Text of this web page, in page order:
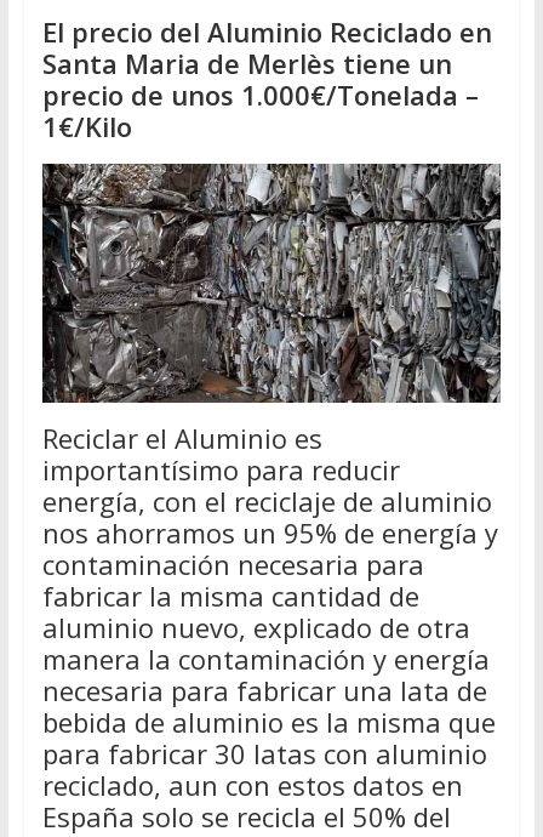
El precio del Aluminio Reciclado en
Santa Maria de Merlès tiene un
precio de unos 1.000€/Tonelada –
1€/Kilo
Reciclar el Aluminio es
importantísimo para reducir
energía, con el reciclaje de aluminio
nos ahorramos un 95% de energía y
contaminación necesaria para
fabricar la misma cantidad de
aluminio nuevo, explicado de otra
manera la contaminación y energía
necesaria para fabricar una lata de
bebida de aluminio es la misma que
para fabricar 30 latas con aluminio
reciclado, aun con estos datos en
España solo se recicla el 50% del